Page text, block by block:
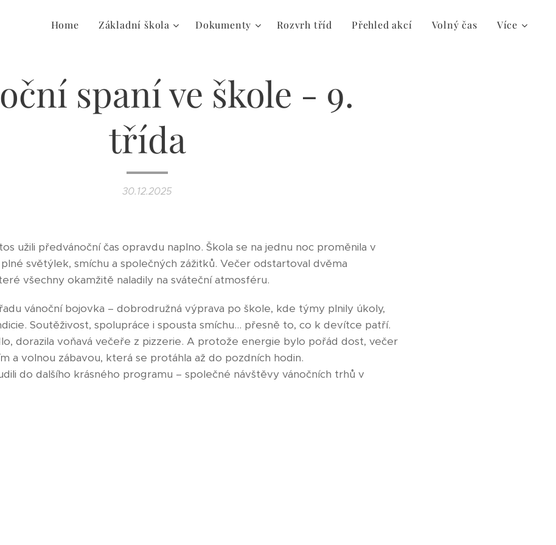
Home Základní škola Dokumenty Rozvrh tříd Přehled akcí Volný čas Více
spaní ve škole - 9.
třída
30.12.2025
užili předvánoční čas opravdu naplno. Škola se na jednu noc proměnila v
světýlek, smíchu a společných zážitků. Večer odstartoval dvěma
všechny okamžitě naladily na sváteční atmosféru.
vánoční bojovka – dobrodružná výprava po škole, kde týmy plnily úkoly,
Soutěživost, spolupráce i spousta smíchu… přesně to, co k devítce patří.
dorazila voňavá večeře z pizzerie. A protože energie bylo pořád dost, večer
a volnou zábavou, která se protáhla až do pozdních hodin.
do dalšího krásného programu – společné návštěvy vánočních trhů v